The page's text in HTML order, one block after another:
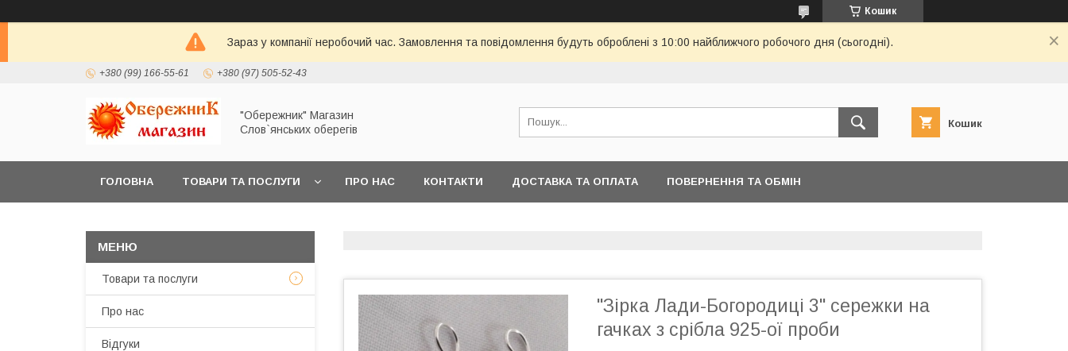
Кошик
Зараз у компанії неробочий час. Замовлення та повідомлення будуть оброблені з 10:00 найближчого робочого дня (сьогодні).
+380 (99) 166-55-61 +380 (97) 505-52-43
"Обережник" Магазин
Слов`янських оберегів
Кошик
ГОЛОВНА ТОВАРИ ТА ПОСЛУГИ ПРО НАС КОНТАКТИ ДОСТАВКА ТА ОПЛАТА ПОВЕРНЕННЯ ТА ОБМІН
"Зірка Лади-Богородиці 3" сережки на
гачках з срібла 925-ої проби
Товари та послуги
Про нас
Відгуки